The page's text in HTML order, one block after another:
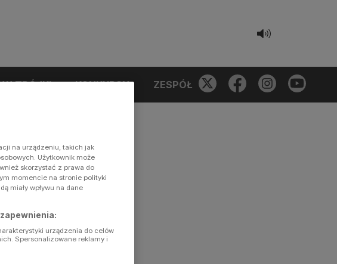
TRÓJKI KONKURSY ZESPÓŁ
na urządzeniu, takich jak
Użytkownik może
skorzystać z prawa do
momencie na stronie polityki
miały wpływu na dane
urządzenia do celów
Spersonalizowane reklamy i